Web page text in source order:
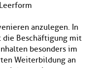
anzulegen. In
Beschäftigung mit
besonders im
Weiterbildung an